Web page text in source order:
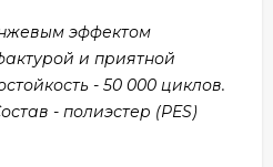
эффектом
и приятной
- 50 000 циклов.
- полиэстер (PES)